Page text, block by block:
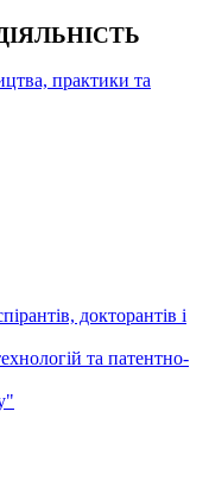
практики та
докторантів і
та патентно-